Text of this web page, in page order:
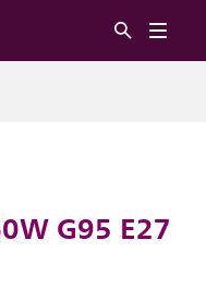
G95 E27